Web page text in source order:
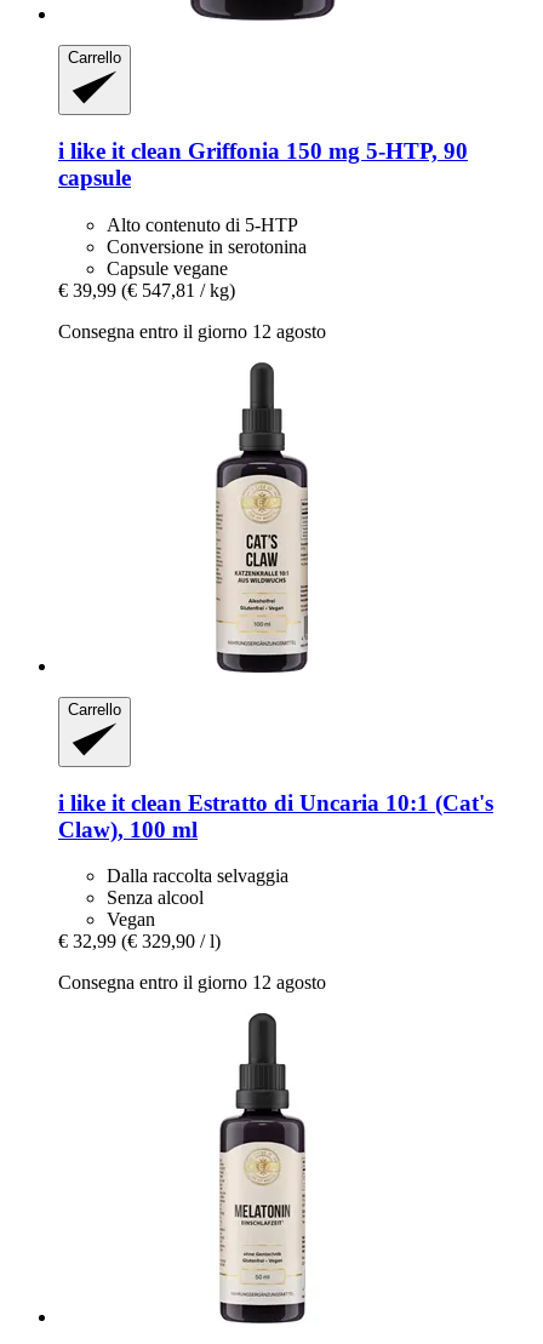
Carrello
i like it clean Griffonia 150 mg 5-​HTP, 90
capsule
Alto contenuto di 5-HTP
Conversione in serotonina
Capsule vegane
€ 39,99 (€ 547,81 / kg)
Consegna entro il giorno 12 agosto
Carrello
i like it clean Estratto di Uncaria 10:1 (Cat's
Claw), 100 ml
Dalla raccolta selvaggia
Senza alcool
Vegan
€ 32,99 (€ 329,90 / l)
Consegna entro il giorno 12 agosto